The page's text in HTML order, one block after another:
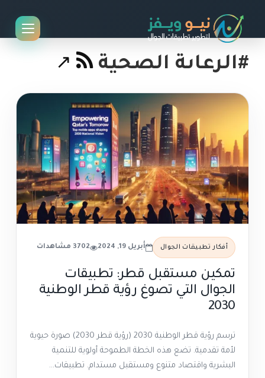
#الرعاىة الصحية
أفكار تطبيقات الجوال أبريل 19, 2024 3702 مشاهدات
تمكين مستقبل قطر: تطبيقات
الجوال التي تصوغ رؤية قطر الوطنية
2030
ترسم رؤية قطر الوطنية 2030 (رؤية قطر 2030) صورة حيوية
لأمة تقدمية. تضع هذه الخطة الطموحة أولوية للتنمية
البشرية واقتصاد متنوع ومستقبل مستدام. تطبيقات...